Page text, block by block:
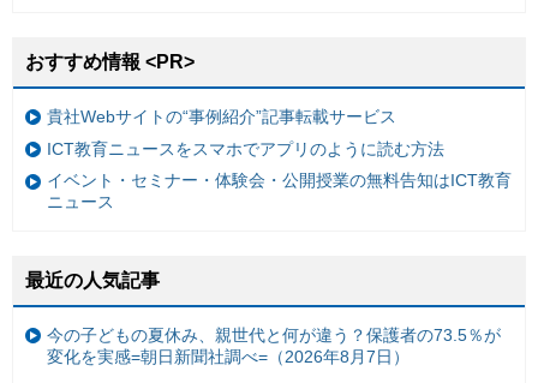
おすすめ情報 <PR>
貴社Webサイトの“事例紹介”記事転載サービス
ICT教育ニュースをスマホでアプリのように読む方法
イベント・セミナー・体験会・公開授業の無料告知はICT教育
ニュース
最近の人気記事
今の子どもの夏休み、親世代と何が違う？保護者の73.5％が
変化を実感=朝日新聞社調べ=（2026年8月7日）